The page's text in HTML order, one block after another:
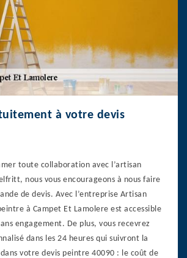
à votre devis
toute collaboration avec l’artisan
nous vous encourageons à nous faire
de devis. Avec l’entreprise Artisan
à Campet Et Lamolere est accessible
engagement. De plus, vous recevrez
dans les 24 heures qui suivront la
votre devis peintre 40090 : le coût de